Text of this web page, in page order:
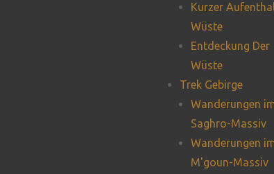
Kurzer
Wüste
Entdeckung Der
Wüste
Trek Gebirge
Wanderungen
Saghro-Massiv
Wanderungen
M'goun-Massiv